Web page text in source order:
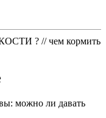
? // чем кормить
можно ли давать